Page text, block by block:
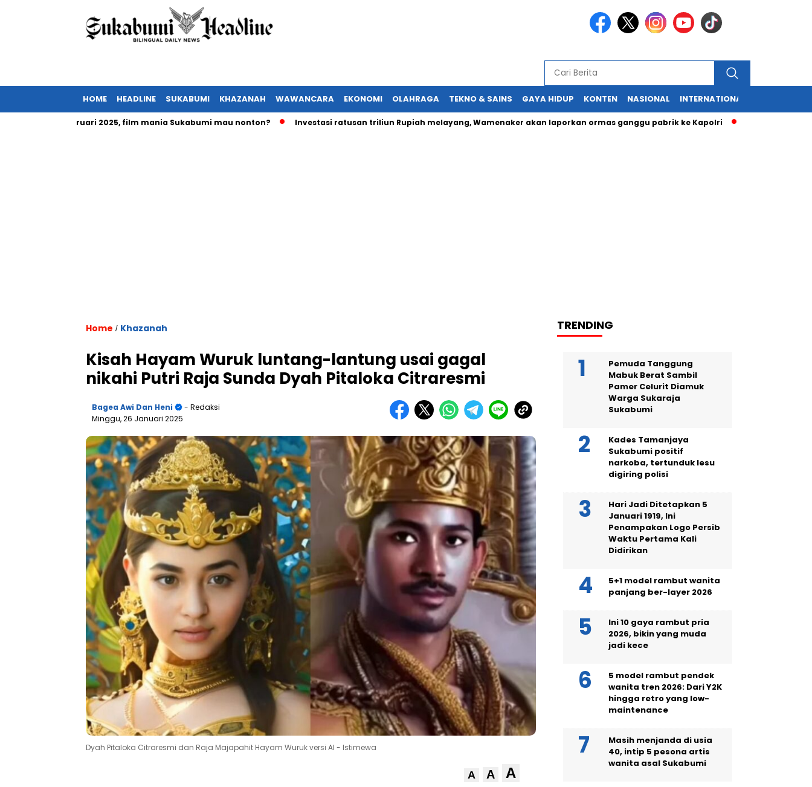
HOME HEADLINE SUKABUMI KHAZANAH WAWANCARA EKONOMI OLAHRAGA TEKNO & SAINS GAYA HIDUP KONTEN NASIONAL INTERNATIONAL
Februari 2025, film mania Sukabumi mau nonton? Investasi ratusan triliun Rupiah melayang, Wamenaker akan laporkan ormas ganggu pabrik ke Kapolri Cabup dan Cawali
Home / Khazanah
Kisah Hayam Wuruk luntang-lantung usai gagal
nikahi Putri Raja Sunda Dyah Pitaloka Citraresmi
Bagea Awi Dan Heni
- Redaksi
Minggu, 26 Januari 2025
Dyah Pitaloka Citraresmi dan Raja Majapahit Hayam Wuruk versi AI - Istimewa
A A A
TRENDING
Pemuda Tanggung
Mabuk Berat Sambil
Pamer Celurit Diamuk
Warga Sukaraja
Sukabumi
Kades Tamanjaya
Sukabumi positif
narkoba, tertunduk lesu
digiring polisi
Hari Jadi Ditetapkan 5
Januari 1919, Ini
Penampakan Logo Persib
Waktu Pertama Kali
Didirikan
5+1 model rambut wanita
panjang ber-layer 2026
Ini 10 gaya rambut pria
2026, bikin yang muda
jadi kece
5 model rambut pendek
wanita tren 2026: Dari Y2K
hingga retro yang low-
maintenance
Masih menjanda di usia
40, intip 5 pesona artis
wanita asal Sukabumi